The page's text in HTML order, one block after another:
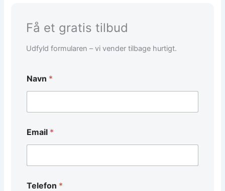
Få et gratis tilbud
Udfyld formularen – vi vender tilbage hurtigt.
*
d
l
j
e
Navn *
Email *
Telefon *